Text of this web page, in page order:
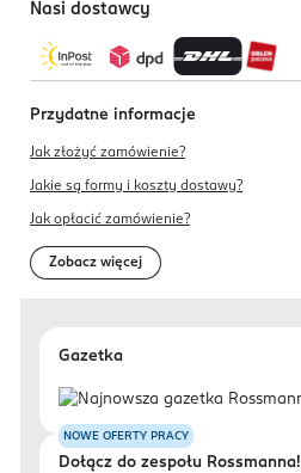
Nasi dostawcy
Przydatne informacje
Jak złożyć zamówienie?
Jakie są formy i koszty dostawy?
Jak opłacić zamówienie?
Zobacz więcej
Gazetka
NOWE OFERTY PRACY
Dołącz do zespołu Rossmanna!